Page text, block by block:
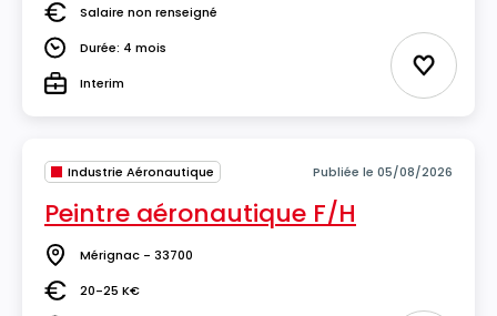
SalaireSalaire non renseigné
DuréeDurée: 4 mois
TypeInterim Ajouter
Industrie Aéronautique Publiée le 05/08/2026
Peintre aéronautique F/H
Lieu Mérignac - 33700
Salaire20-25 K€